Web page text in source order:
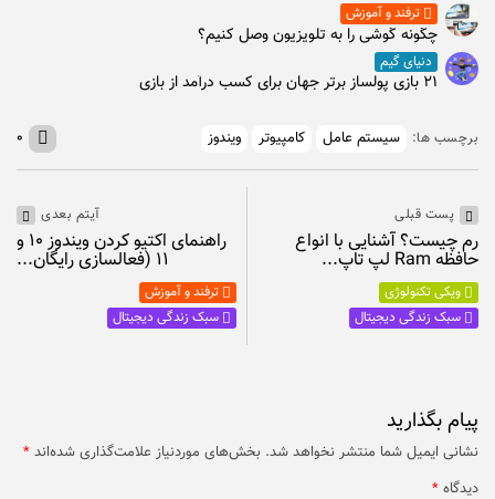
ترفند و آموزش
چگونه گوشی را به تلویزیون وصل کنیم؟
دنیای گیم
۲۱ بازی پولساز برتر جهان برای کسب درآمد از بازی
برچسب ها: سیستم عامل کامپیوتر ویندوز ۰
پست قبلی
رم چیست؟ آشنایی با انواع
حافظه Ram لپ تاپ...
ویکی تکنولوژی
سبک زندگی دیجیتال
آیتم بعدی
راهنمای اکتیو کردن ویندوز ۱۰ و
۱۱ (فعالسازی رایگان...
ترفند و آموزش
سبک زندگی دیجیتال
پیام بگذارید
نشانی ایمیل شما منتشر نخواهد شد. بخش‌های موردنیاز علامت‌گذاری شده‌اند *
دیدگاه *